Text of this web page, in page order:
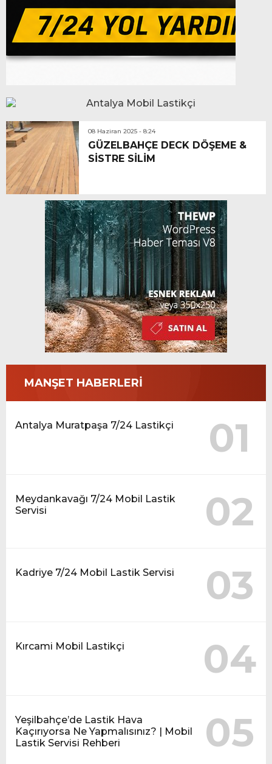
08 Haziran 2025 - 8:24
GÜZELBAHÇE DECK DÖŞEME &
SİSTRE SİLİM
MANŞET HABERLERİ
Antalya Muratpaşa 7/24 Lastikçi 01
Meydankavağı 7/24 Mobil Lastik
Servisi
02
Kadriye 7/24 Mobil Lastik Servisi 03
Kırcami Mobil Lastikçi 04
Yeşilbahçe’de Lastik Hava
Kaçırıyorsa Ne Yapmalısınız? | Mobil
Lastik Servisi Rehberi
05